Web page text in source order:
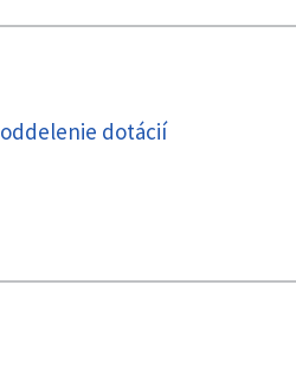
oddelenie dotácií